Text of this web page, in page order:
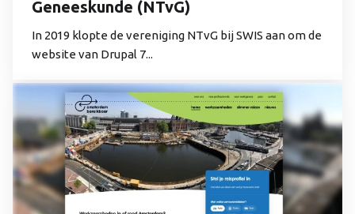
Geneeskunde (NTvG)
In 2019 klopte de vereniging NTvG bij SWIS aan om de
website van Drupal 7...